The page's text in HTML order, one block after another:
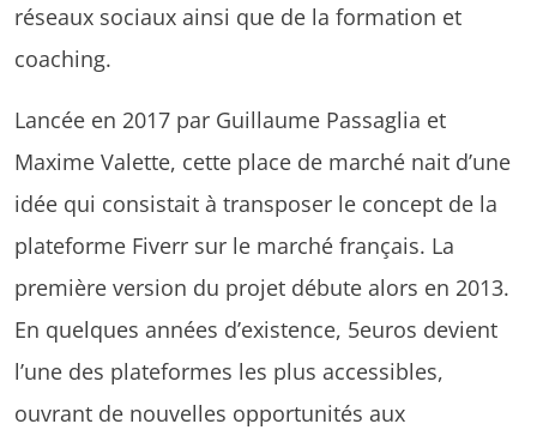
réseaux sociaux ainsi que de la formation et
coaching.
Lancée en 2017 par Guillaume Passaglia et
Maxime Valette, cette place de marché nait d’une
idée qui consistait à transposer le concept de la
plateforme Fiverr sur le marché français. La
première version du projet débute alors en 2013.
En quelques années d’existence, 5euros devient
l’une des plateformes les plus accessibles,
ouvrant de nouvelles opportunités aux